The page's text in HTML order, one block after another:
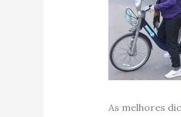
As melhores